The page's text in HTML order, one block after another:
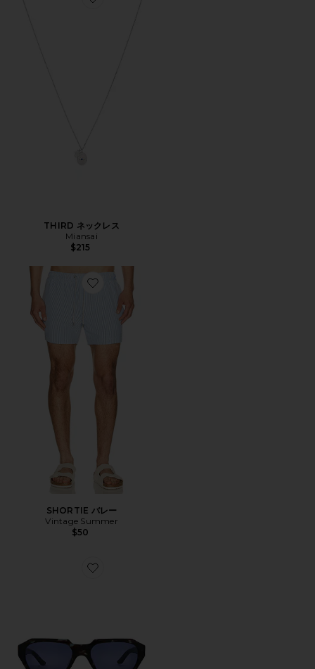
Favorite THIRD ネックレス
THIRD ネックレス
Miansai
$215
Favorite SHORTIE バレー
SHORTIE バレー
Vintage Summer
$50
Favorite X サングラス